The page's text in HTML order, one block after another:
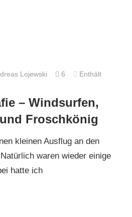
Lojewski 6
Enthält
– Windsurfen,
Froschkönig
kleinen Ausflug an den
waren wieder einige
hatte ich